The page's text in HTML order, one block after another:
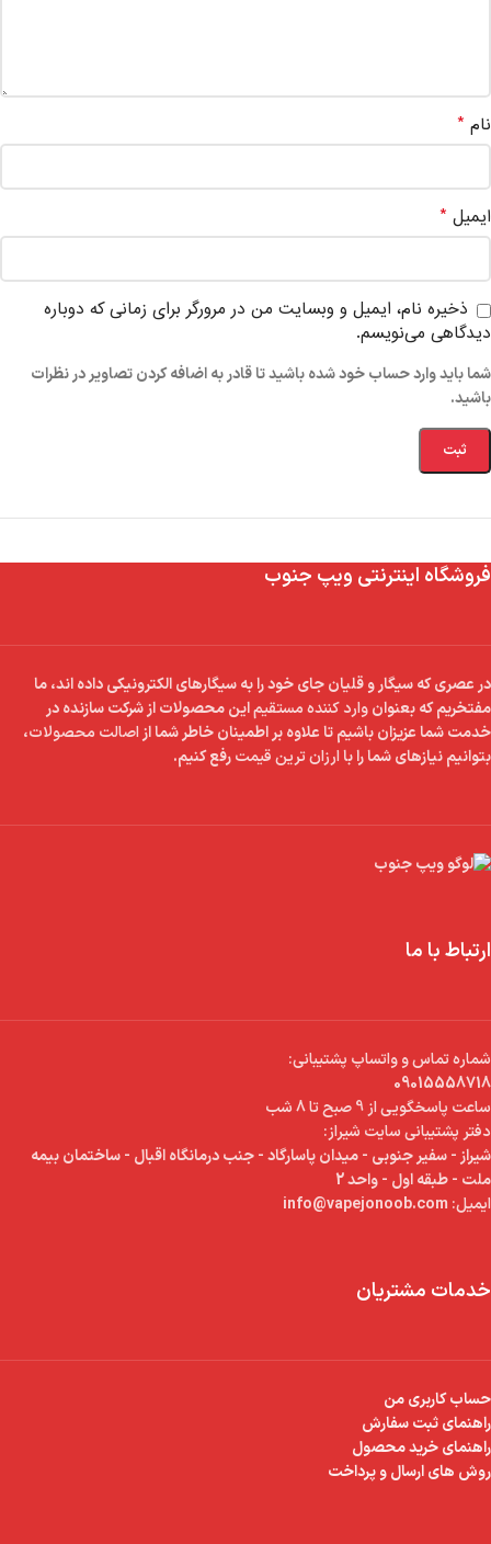
نام *
ایمیل *
ذخیره نام، ایمیل و وبسایت من در مرورگر برای زمانی که دوباره
دیدگاهی می‌نویسم.
شما باید وارد حساب خود شده باشید تا قادر به اضافه کردن تصاویر در نظرات
باشید.
فروشگاه اینترنتی ویپ جنوب
در عصری که سیگار و قلیان جای خود را به سیگارهای الکترونیکی داده اند، ما
مفتخریم که بعنوانوارد کننده مستقیماین محصولات از شرکت سازنده در
خدمت شما عزیزان باشیم تا علاوه بر اطمینان خاطر شما از اصالت محصولات،
بتوانیم نیازهای شما را باارزان ترین قیمترفع کنیم.
ارتباط با ما
شماره تماس و واتساپ پشتیبانی:
09015558718
ساعت پاسخگویی از 9 صبح تا 8 شب
دفتر پشتیبانی سایت شیراز:
شیراز - سفیر جنوبی - میدان پاسارگاد - جنب درمانگاه اقبال - ساختمان بیمه
ملت - طبقه اول - واحد 2
ایمیل:
خدمات مشتریان
حساب کاربری من
راهنمای ثبت سفارش
راهنمای خرید محصول
روش های ارسال و پرداخت